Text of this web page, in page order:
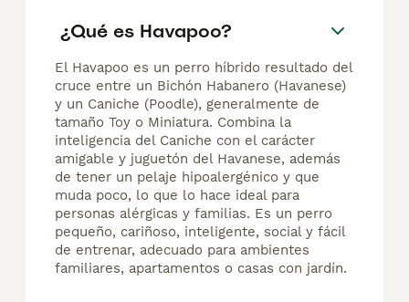
¿Qué es Havapoo?
El Havapoo es un perro híbrido resultado del
cruce entre un Bichón Habanero (Havanese)
y un Caniche (Poodle), generalmente de
tamaño Toy o Miniatura. Combina la
inteligencia del Caniche con el carácter
amigable y juguetón del Havanese, además
de tener un pelaje hipoalergénico y que
muda poco, lo que lo hace ideal para
personas alérgicas y familias. Es un perro
pequeño, cariñoso, inteligente, social y fácil
de entrenar, adecuado para ambientes
familiares, apartamentos o casas con jardín.